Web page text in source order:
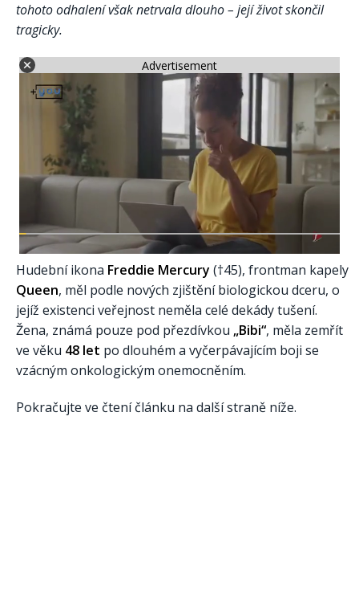
tohoto odhalení však netrvala dlouho – její život skončil
tragicky.
Advertisement
Hudební ikona Freddie Mercury (†45), frontman kapely
Queen, měl podle nových zjištění biologickou dceru, o
jejíž existenci veřejnost neměla celé dekády tušení.
Žena, známá pouze pod přezdívkou „Bibi“, měla zemřít
ve věku 48 let po dlouhém a vyčerpávajícím boji se
vzácným onkologickým onemocněním.
Pokračujte ve čtení článku na další straně níže.